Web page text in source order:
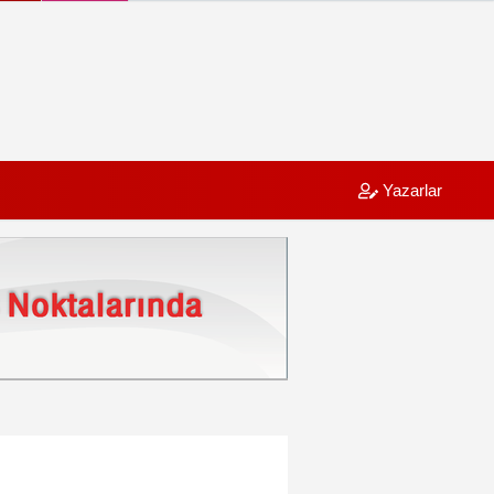
Yazarlar